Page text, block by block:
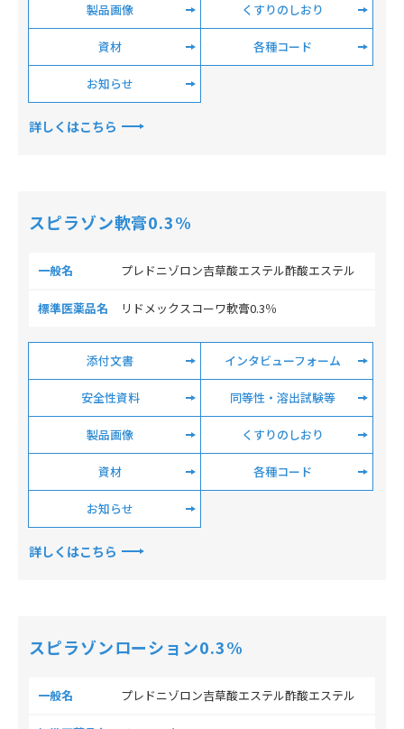
製品画像 くすりのしおり
資材 各種コード
お知らせ
詳しくはこちら
スピラゾン軟膏0.3%
一般名 プレドニゾロン吉草酸エステル酢酸エステル
標準医薬品名 リドメックスコーワ軟膏0.3％
添付文書 インタビューフォーム
安全性資料 同等性・溶出試験等
製品画像 くすりのしおり
資材 各種コード
お知らせ
詳しくはこちら
スピラゾンローション0.3%
一般名 プレドニゾロン吉草酸エステル酢酸エステル